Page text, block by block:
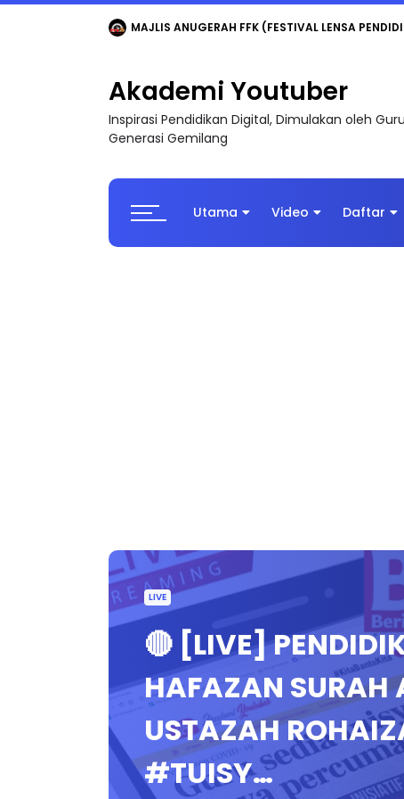
MAJLIS ANUGERAH FFK (FESTIVAL LENSA
Akademi Youtuber
Inspirasi Pendidikan Digital, Dimulakan oleh
Generasi Gemilang
Utama Video Daftar
LIVE
🔴 [LIVE]
HAFAZAN SURAH
USTAZAH
#TUISY…